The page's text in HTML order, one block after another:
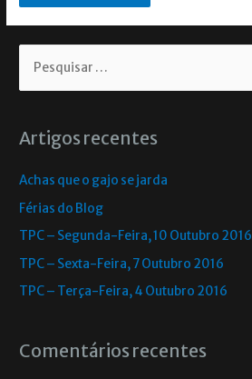
Artigos recentes
Achas que o gajo se jarda
Férias do Blog
TPC – Segunda-Feira, 10 Outubro 2016
TPC – Sexta-Feira, 7 Outubro 2016
TPC – Terça-Feira, 4 Outubro 2016
Comentários recentes